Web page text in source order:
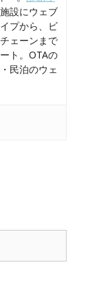
設にウェブ
プから、ビ
ェーンまで
ト。OTAの
民泊のウェ